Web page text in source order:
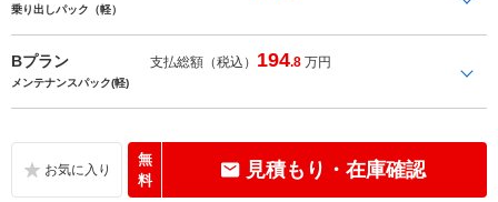
乗り出しパック（軽）
Bプラン 支払総額（税込） 194.8 万円
メンテナンスパック(軽)
無
料
見積もり・在庫確認